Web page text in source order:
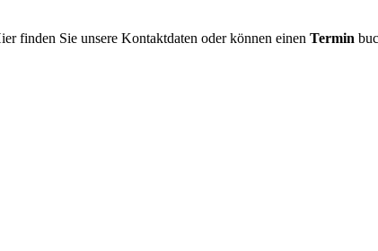
finden Sie unsere Kontaktdaten oder können einen Termin